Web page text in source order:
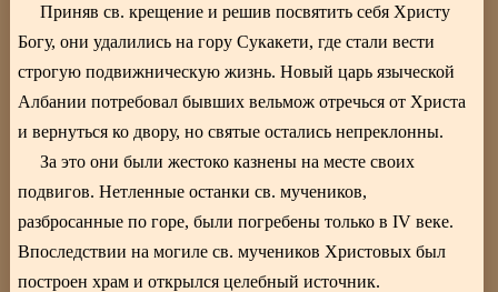
Приняв св. крещение и решив посвятить себя Христу
Богу, они удалились на гору Сукакети, где стали вести
строгую подвижническую жизнь. Новый царь языческой
Албании потребовал бывших вельмож отречься от Христа
и вернуться ко двору, но святые остались непреклонны.
За это они были жестоко казнены на месте своих
подвигов. Нетленные останки св. мучеников,
разбросанные по горе, были погребены только в IV веке.
Впоследствии на могиле св. мучеников Христовых был
построен храм и открылся целебный источник.